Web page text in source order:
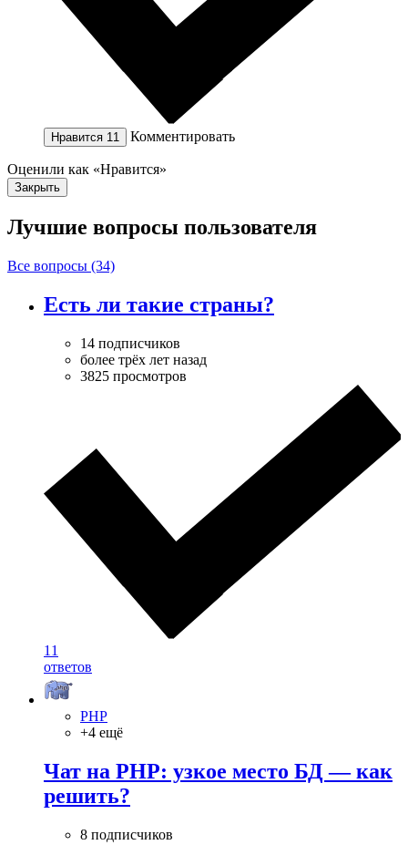
Нравится 11 Комментировать
Оценили как «Нравится»
Закрыть
Лучшие вопросы пользователя
Все вопросы (34)
Есть ли такие страны?
14 подписчиков
более трёх лет назад
3825 просмотров
11
ответов
PHP
+4 ещё
Чат на PHP: узкое место БД — как
решить?
8 подписчиков